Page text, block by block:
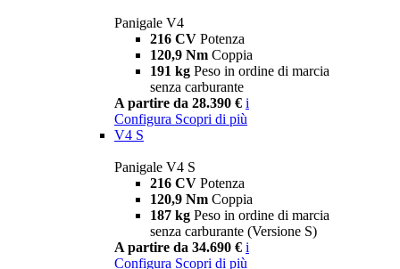
Panigale V4
216 CV Potenza
120,9 Nm Coppia
191 kg Peso in ordine di marcia
senza carburante
A partire da 28.390 € i
Configura Scopri di più
V4 S
Panigale V4 S
216 CV Potenza
120,9 Nm Coppia
187 kg Peso in ordine di marcia
senza carburante (Versione S)
A partire da 34.690 € i
Configura Scopri di più